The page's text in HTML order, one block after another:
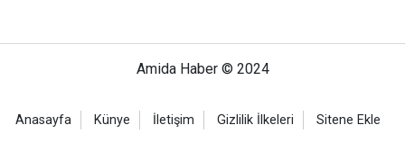
Amida Haber © 2024
Anasayfa Künye İletişim Gizlilik İlkeleri Sitene Ekle